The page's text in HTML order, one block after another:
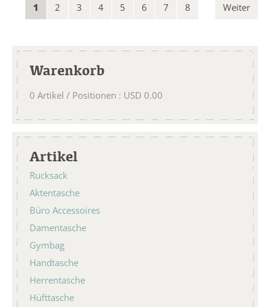
1 2 3 4 5 6 7 8 Weiter
Warenkorb
0 Artikel / Positionen : USD 0.00
Artikel
Rucksack
Aktentasche
Büro Accessoires
Damentasche
Gymbag
Handtasche
Herrentasche
Hüfttasche